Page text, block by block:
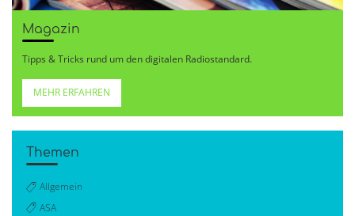
Magazin
Tipps & Tricks rund um den digitalen Radiostandard.
MEHR ERFAHREN
Themen
Allgemein
ASA